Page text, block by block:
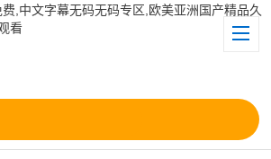
,中文字幕无码无码专区,欧美亚洲国产精品久
看